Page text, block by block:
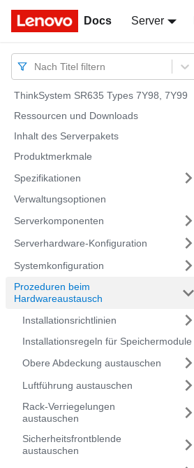
Docs Server
Docs
Nach Titel filtern
ThinkSystem SR635 Types 7Y98, 7Y99
Ressourcen und Downloads
Inhalt des Serverpakets
Produktmerkmale
Spezifikationen
Verwaltungsoptionen
Serverkomponenten
Serverhardware-Konfiguration
Systemkonfiguration
Prozeduren beim
Hardwareaustausch
Installationsrichtlinien
Installationsregeln für Speichermodule
Obere Abdeckung austauschen
Luftführung austauschen
Rack-Verriegelungen
austauschen
Sicherheitsfrontblende
austauschen